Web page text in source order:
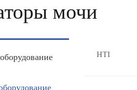
мочи
HTI